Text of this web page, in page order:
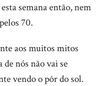
semana então, nem
70.
aos muitos mitos
nós não vai se
vendo o pôr do sol.